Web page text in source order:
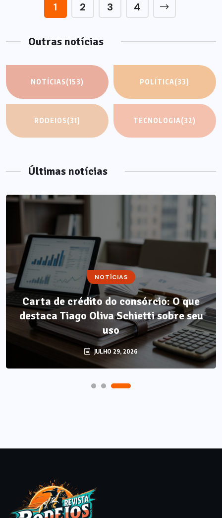
1 2 3 4
Outras notícias
NOTÍCIAS(153) POLÍTICA(33)
RODEIOS(31) TECNOLOGIA(32)
Últimas notícias
NOTÍCIAS
Carta de crédito do consórcio: O que
destaca Tiago Oliva Schietti sobre seu
uso
JULHO 29, 2026
NOTÍCIAS
Método LP: por que autonomia
alimentar é o único resultado que não
regride?
AGOSTO 7, 2026